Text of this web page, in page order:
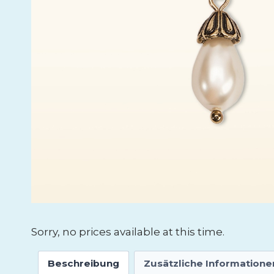
Sorry, no prices available at this time.
Beschreibung Zusätzliche